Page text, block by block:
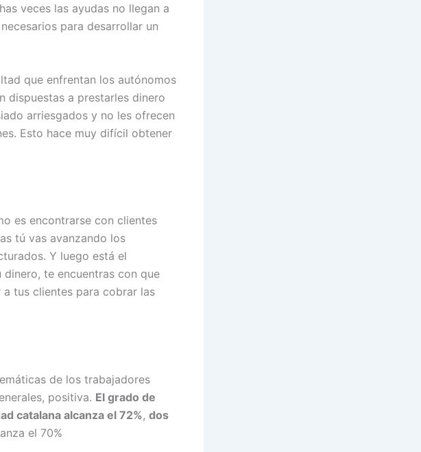
veces las ayudas no llegan a
para desarrollar un
que enfrentan los autónomos
dispuestas a prestarles dinero
arriesgados y no les ofrecen
Esto hace muy difícil obtener
es encontrarse con clientes
tú vas avanzando los
Y luego está el
te encuentras con que
tus clientes para cobrar las
de los trabajadores
positiva. El grado de
catalana alcanza el 72%, dos
el 70%